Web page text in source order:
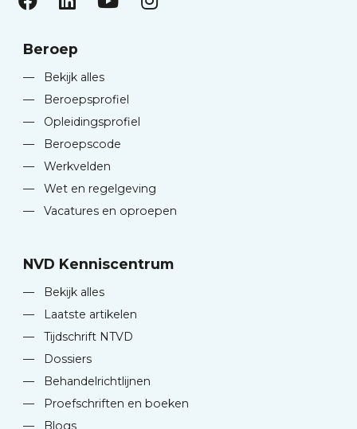
Beroep
—
Bekijk alles
—
Beroepsprofiel
—
Opleidingsprofiel
—
Beroepscode
—
Werkvelden
—
Wet en regelgeving
—
Vacatures en oproepen
NVD Kenniscentrum
—
Bekijk alles
—
Laatste artikelen
—
Tijdschrift NTVD
—
Dossiers
—
Behandelrichtlijnen
—
Proefschriften en boeken
—
Blogs